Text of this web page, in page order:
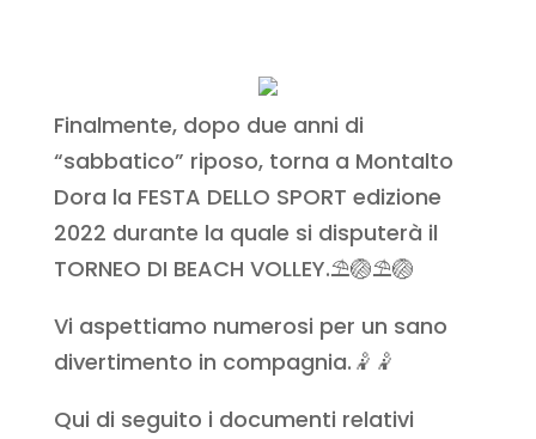
Finalmente, dopo due anni di
“sabbatico” riposo, torna a Montalto
Dora la FESTA DELLO SPORT edizione
2022 durante la quale si disputerà il
TORNEO DI BEACH VOLLEY.⛱️🏐⛱️🏐
Vi aspettiamo numerosi per un sano
divertimento in compagnia.🤾🤾
Qui di seguito i documenti relativi